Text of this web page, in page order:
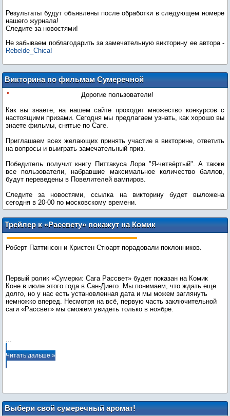
Результаты будут объявлены после обработки в следующем номере
нашего журнала!
Следите за новостями!
Не забываем поблагодарить за замечательную викторину ее автора -
Rebelde_Chica!
Викторина по фильмам Сумеречной
Саги
Дорогие пользователи!
Как вы знаете, на нашем сайте проходит множество конкурсов с
настоящими призами.Сегодня мы предлагаем узнать, как хорошо вы
знаете фильмы, снятые по Саге.
Приглашаем всех желающих принять участие в викторине, ответить
на вопросы и выиграть замечательный приз.
Победитель получит книгу Питтакуса Лора "Я-четвёртый". А также
все пользователи, набравшие максимальное количество баллов,
будут переведены в Повелителей вампиров.
Следите за новостями, ссылка на викторину будет выложена
сегодня в 20-00 по московскому времени.
Трейлер к «Рассвету» покажут на Комик
Коне в июле
Роберт Паттинсон и Кристен Стюарт порадовали поклонников.
Первый ролик «Сумерки: Сага Рассвет» будет показан на Комик
Коне в июле этого года в Сан-Диего. Мы понимаем, что ждать еще
долго, но у нас есть установленная дата и мы можем заглянуть
немножко вперед. Несмотря на всё, первую часть заключительной
саги «Рассвет» мы сможем увидеть только в ноябре.
...
Читать дальше »
Выбери свой сумеречный аромат!